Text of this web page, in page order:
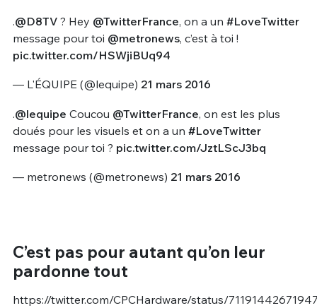
.@D8TV? Hey @TwitterFrance, on a un #LoveTwitter
message pour toi @metronews, c’est à toi !
pic.twitter.com/HSWjiBUq94
— L'ÉQUIPE (@lequipe) 21 mars 2016
.@lequipe Coucou @TwitterFrance, on est les plus
doués pour les visuels et on a un #LoveTwitter
message pour toi ? pic.twitter.com/JztLScJ3bq
— metronews (@metronews) 21 mars 2016
C’est pas pour autant qu’on leur
pardonne tout
https://twitter.com/CPCHardware/status/